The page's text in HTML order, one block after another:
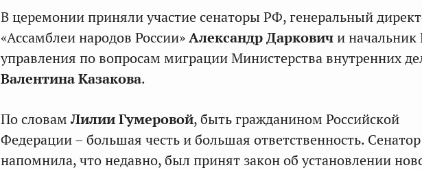
В церемонии приняли участие сенаторы РФ, генеральный
«Ассамблеи народов России»Александр Дарковичи начальник
управления по вопросам миграции Министерства внутренних
Валентина Казакова.
По словам Лилии Гумеровой, быть гражданином Российской
Федерации – большая честь и большая ответственность. Сенатор
напомнила, что недавно, был принят закон об установлении